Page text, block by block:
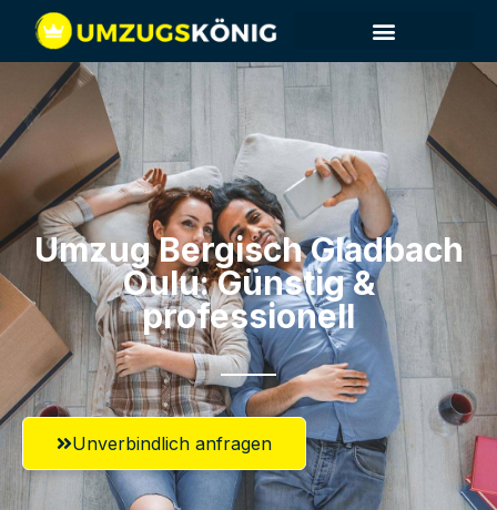
Umzug Bergisch Gladbach​
Oulu: Günstig &
professionell​
Unverbindlich anfragen